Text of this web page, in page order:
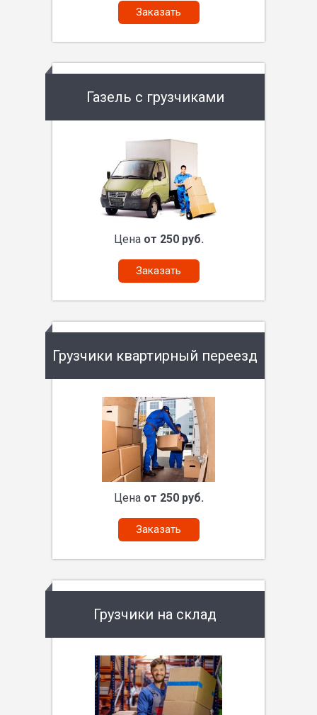
Заказать
Газель с грузчиками
Цена от 250 руб.
Заказать
Грузчики квартирный переезд
Цена от 250 руб.
Заказать
Грузчики на склад